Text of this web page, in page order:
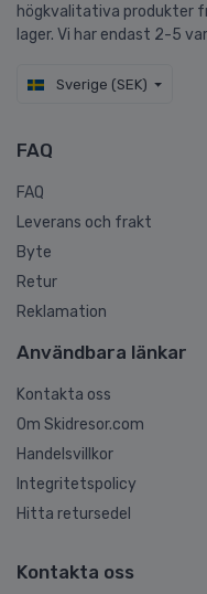
högkvalitativa produkter
lager. Vi har endast 2-5
Sverige (SEK)
FAQ
FAQ
Leverans och frakt
Byte
Retur
Reklamation
Användbara länkar
Kontakta oss
Om Skidresor.com
Handelsvillkor
Integritetspolicy
Hitta retursedel
Kontakta oss